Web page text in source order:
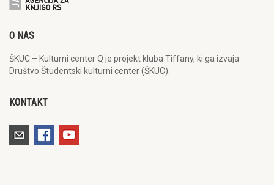
O NAS
ŠKUC – Kulturni center Q je projekt kluba Tiffany, ki ga izvaja
Društvo Študentski kulturni center (ŠKUC).
KONTAKT